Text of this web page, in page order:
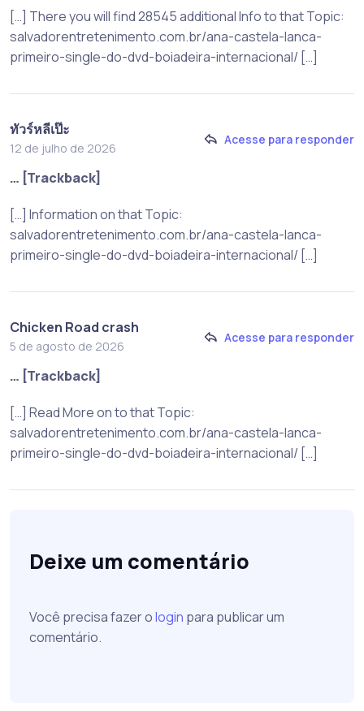
[…] There you will find 28545 additional Info to that Topic:
salvadorentretenimento.com.br/ana-castela-lanca-
primeiro-single-do-dvd-boiadeira-internacional/ […]
ทัวร์หลีเป๊ะ
12 de julho de 2026
Acesse para responder
… [Trackback]
[…] Information on that Topic:
salvadorentretenimento.com.br/ana-castela-lanca-
primeiro-single-do-dvd-boiadeira-internacional/ […]
Chicken Road crash
5 de agosto de 2026
Acesse para responder
… [Trackback]
[…] Read More on to that Topic:
salvadorentretenimento.com.br/ana-castela-lanca-
primeiro-single-do-dvd-boiadeira-internacional/ […]
Deixe um comentário
Você precisa fazer ologin para publicar um
comentário.